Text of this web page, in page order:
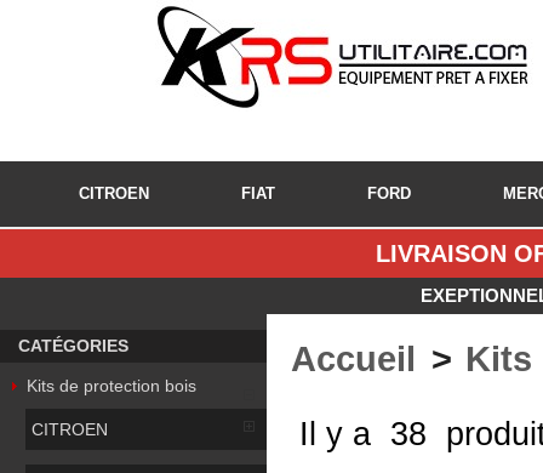
CITROEN FIAT FORD
LIVRAISON
CATÉGORIES
Kits de protection bois
CITROEN
Accueil > Kits
Il y a 38